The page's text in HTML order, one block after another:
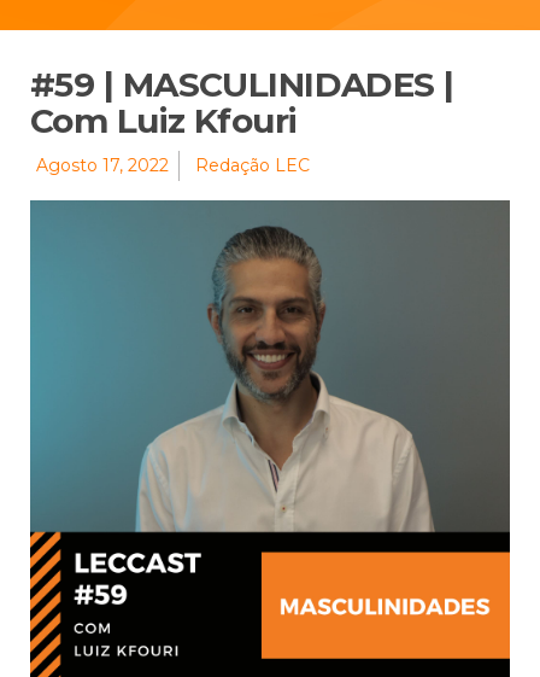
#59 | MASCULINIDADES |
Com Luiz Kfouri
Agosto 17, 2022 Redação LEC